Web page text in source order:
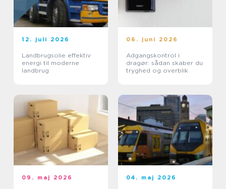
12. juli 2026
Landbrugsolie effektiv
energi til moderne
landbrug
06. juni 2026
Adgangskontrol i
dragør: sådan skaber du
tryghed og overblik
09. maj 2026 04. maj 2026